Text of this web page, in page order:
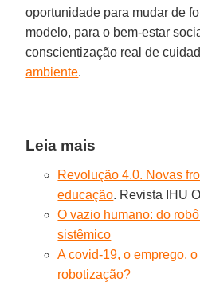
oportunidade para mudar de
modelo, para o bem-estar
conscientização real de
ambiente.
Leia mais
Revolução 4.0. Novas
educação. Revista IHU
O vazio humano: do
sistêmico
A covid-19, o emprego,
robotização?